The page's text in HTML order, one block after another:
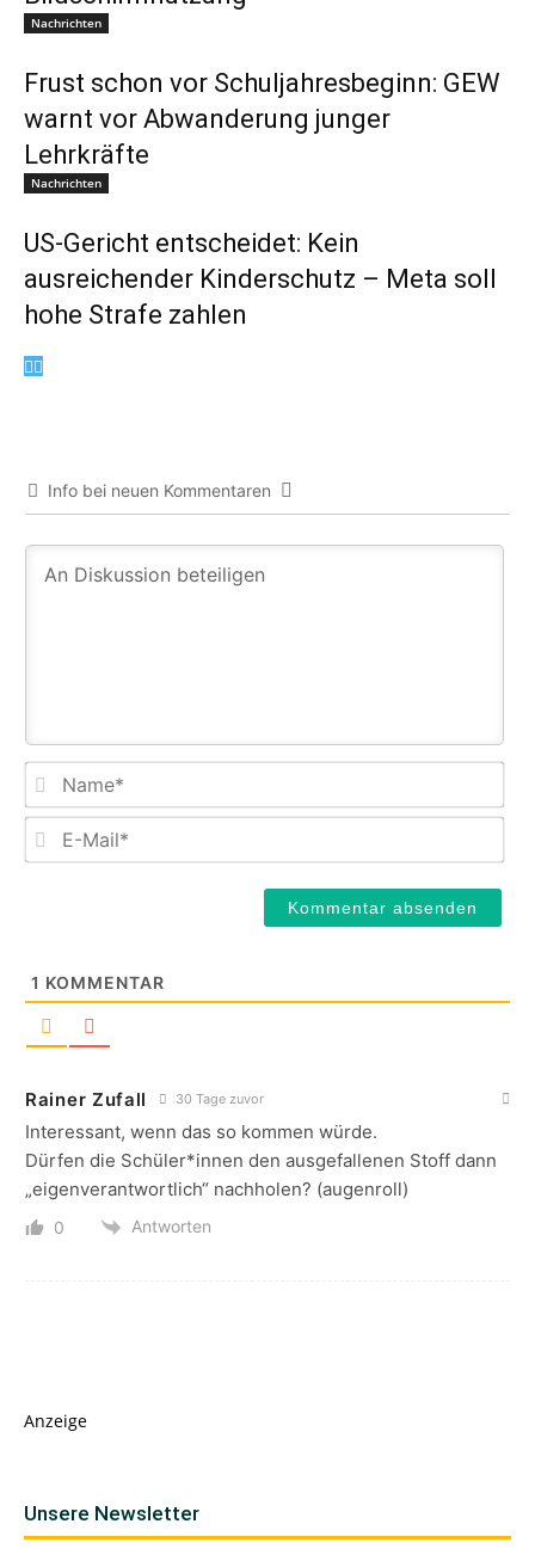
Nachrichten
Frust schon vor Schuljahresbeginn: GEW
warnt vor Abwanderung junger
Lehrkräfte
Nachrichten
US-Gericht entscheidet: Kein
ausreichender Kinderschutz – Meta soll
hohe Strafe zahlen
Info bei neuen Kommentaren
E-
1 KOMMENTAR
Rainer Zufall 30 Tage zuvor
Interessant, wenn das so kommen würde.
Dürfen die Schüler*innen den ausgefallenen Stoff dann
„eigenverantwortlich“ nachholen? (augenroll)
0 Antworten
Anzeige
Unsere Newsletter